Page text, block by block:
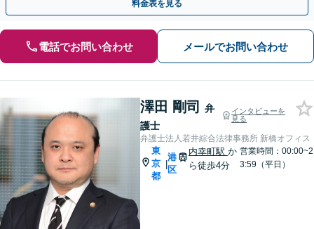
料金表を見る
電話でお問い合わせ メールでお問い合わせ
澤田 剛司
弁
護士
インタビューを
見る
弁護士法人若井綜合法律事務所 新橋オフィス
東
京
都
|
港
区
内幸町駅 か
ら徒歩4分
営業時間：00:00~2
3:59（平日）